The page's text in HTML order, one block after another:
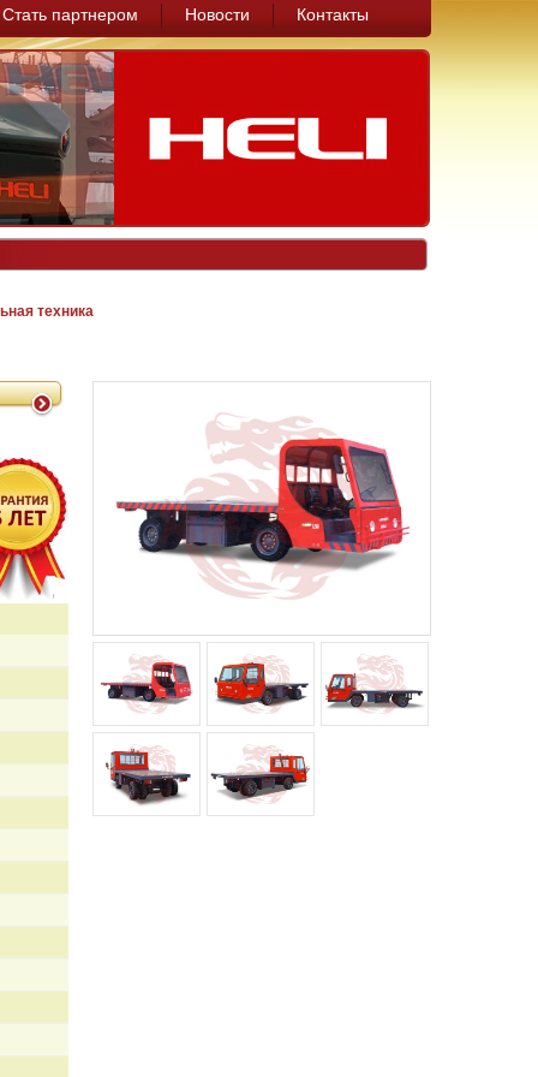
Стать партнером Новости Контакты
техника